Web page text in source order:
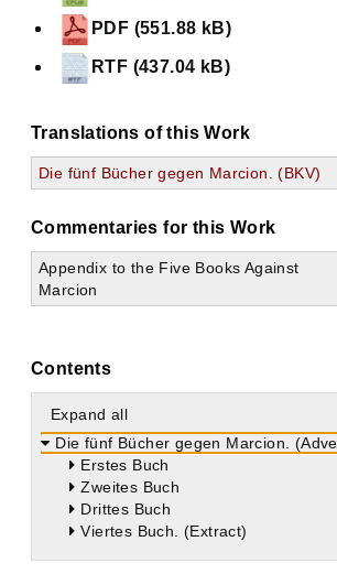
PDF (551.88 kB)
RTF (437.04 kB)
Translations of this Work
Die fünf Bücher gegen Marcion. (BKV)
Commentaries for this Work
Appendix to the Five Books Against
Marcion
Contents
Expand all
Die fünf Bücher gegen Marcion.
Erstes Buch
Zweites Buch
Drittes Buch
Viertes Buch. (Extract)